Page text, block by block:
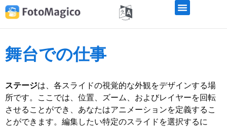
舞台での仕事
ステージは、各スライドの視覚的な外観をデザインする場
所です。ここでは、位置、ズーム、およびレイヤーを回転
させることができ、あなたはアニメーションを定義するこ
とができます。編集したい特定のスライドを選択するに